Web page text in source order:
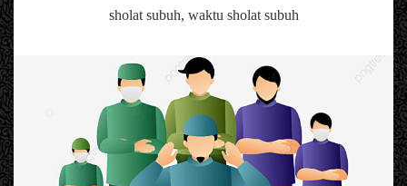
sholat subuh, waktu sholat subuh